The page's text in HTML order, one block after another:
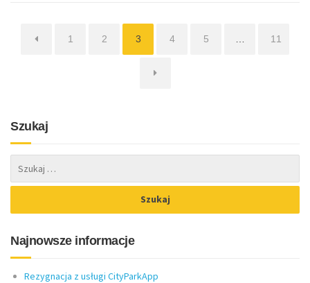
Strona
1 Strona
2 Strona
3 Strona
4 Strona
5 … Strona
11
Szukaj
Najnowsze informacje
Rezygnacja z usługi CityParkApp